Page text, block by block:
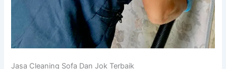
Jasa Cleaning Sofa Dаn Jok Terbaik